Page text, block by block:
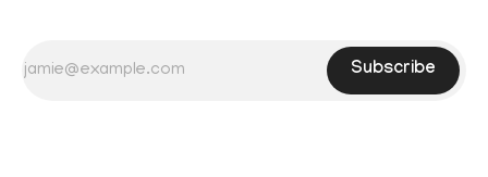
Subscribe